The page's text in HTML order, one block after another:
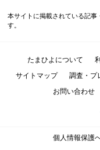
本サイトに掲載されている記
す。
たまひよについて
サイトマップ
調査・プ
お問い合わせ
個人情報保護